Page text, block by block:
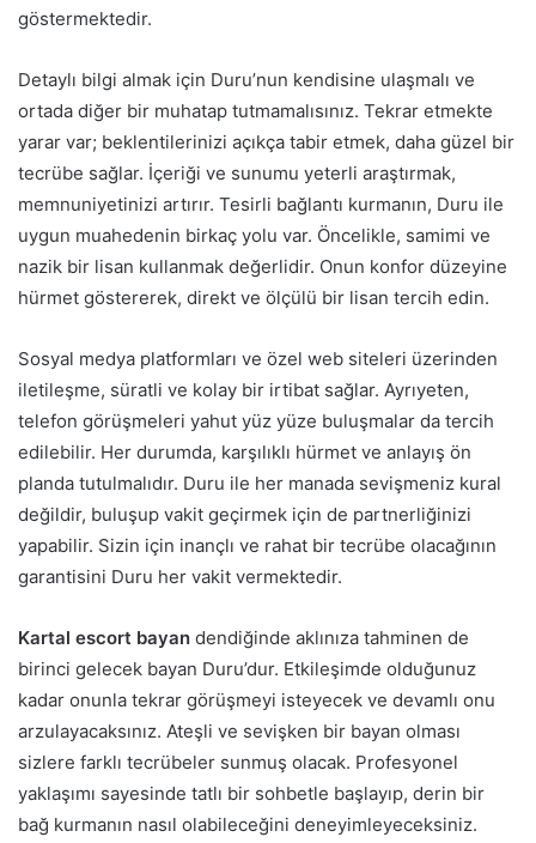
göstermektedir.
Detaylı bilgi almak için Duru’nun kendisine ulaşmalı ve
ortada diğer bir muhatap tutmamalısınız. Tekrar etmekte
yarar var; beklentilerinizi açıkça tabir etmek, daha güzel bir
tecrübe sağlar. İçeriği ve sunumu yeterli araştırmak,
memnuniyetinizi artırır. Tesirli bağlantı kurmanın, Duru ile
uygun muahedenin birkaç yolu var. Öncelikle, samimi ve
nazik bir lisan kullanmak değerlidir. Onun konfor düzeyine
hürmet göstererek, direkt ve ölçülü bir lisan tercih edin.
Sosyal medya platformları ve özel web siteleri üzerinden
iletileşme, süratli ve kolay bir irtibat sağlar. Ayrıyeten,
telefon görüşmeleri yahut yüz yüze buluşmalar da tercih
edilebilir. Her durumda, karşılıklı hürmet ve anlayış ön
planda tutulmalıdır. Duru ile her manada sevişmeniz kural
değildir, buluşup vakit geçirmek için de partnerliğinizi
yapabilir. Sizin için inançlı ve rahat bir tecrübe olacağının
garantisini Duru her vakit vermektedir.
Kartal escort bayan dendiğinde aklınıza tahminen de
birinci gelecek bayan Duru’dur. Etkileşimde olduğunuz
kadar onunla tekrar görüşmeyi isteyecek ve devamlı onu
arzulayacaksınız. Ateşli ve sevişken bir bayan olması
sizlere farklı tecrübeler sunmuş olacak. Profesyonel
yaklaşımı sayesinde tatlı bir sohbetle başlayıp, derin bir
bağ kurmanın nasıl olabileceğini deneyimleyeceksiniz.